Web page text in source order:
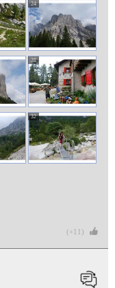
24
28
32
(+11)